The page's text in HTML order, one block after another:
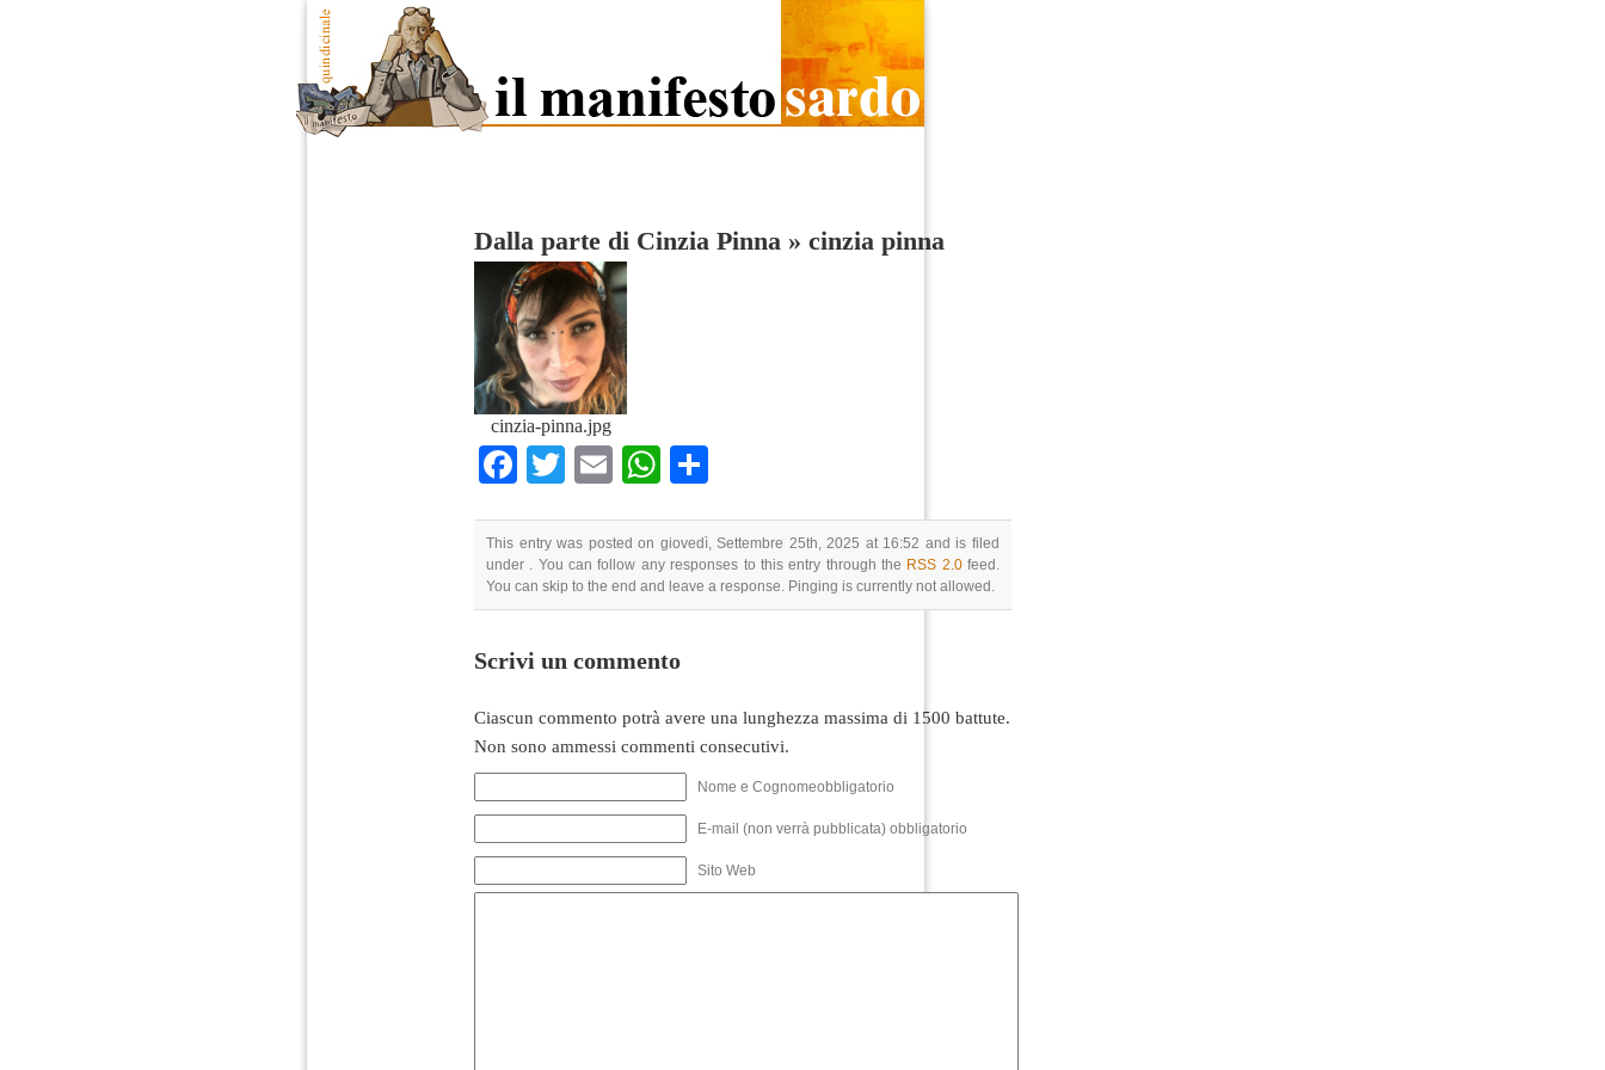
Dalla parte di Cinzia Pinna » cinzia pinna
cinzia-pinna.jpg
Facebook
TwitterEmailWhatsApp
This entry was posted on giovedì, Settembre 25th, 2025 at 16:52 and is filed
under . You can follow any responses to this entry through the RSS 2.0feed.
You can skip to the end and leave a response. Pinging is currently not allowed.
Scrivi un commento
Ciascun commento potrà avere una lunghezza massima di 1500 battute.
Non sono ammessi commenti consecutivi.
Nome e Cognomeobbligatorio
E-mail (non verrà pubblicata) obbligatorio
Sito Web